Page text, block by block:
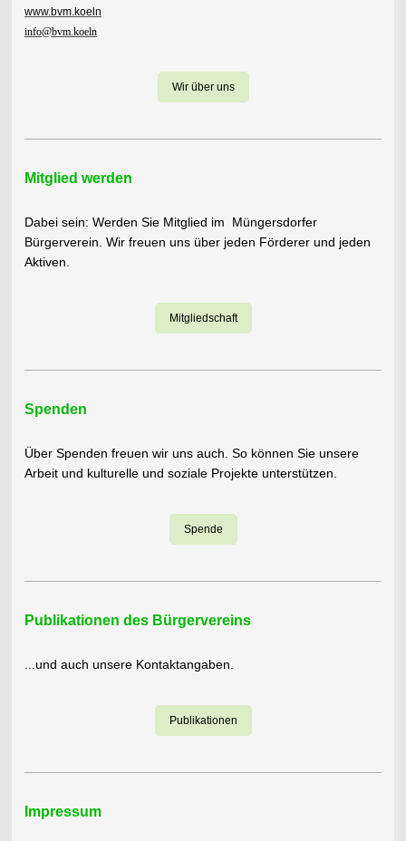
www.bvm.koeln
info@bvm.koeln
Wir über uns
Mitglied werden
Dabei sein: Werden Sie Mitglied im Müngersdorfer
Bürgerverein. Wir freuen uns über jeden Förderer und jeden
Aktiven.
Mitgliedschaft
Spenden
Über Spenden freuen wir uns auch. So können Sie unsere
Arbeit und kulturelle und soziale Projekte unterstützen.
Spende
Publikationen des Bürgervereins
...und auch unsere Kontaktangaben.
Publikationen
Impressum